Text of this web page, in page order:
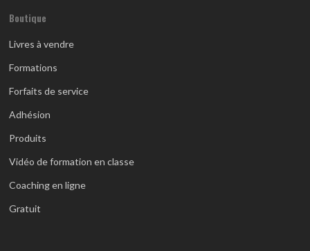
Boutique
Livres à vendre
Formations
Forfaits de service
Adhésion
Produits
Vidéo de formation en classe
Coaching en ligne
Gratuit